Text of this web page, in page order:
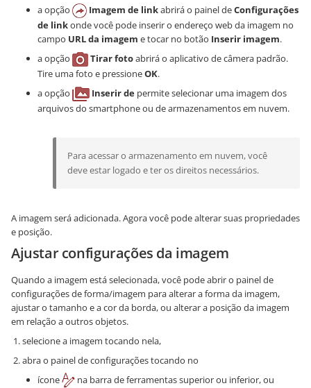
a opção Imagem de linkabrirá o painel deConfigurações
de linkonde você pode inserir o endereço web da imagem no
campo URL da imagem e tocar no botão Inserir imagem.
a opção
Tirar fotoabrirá o aplicativo de câmera padrão.
Tire uma foto e pressioneOK.
a opção
Inserir de permite selecionar uma imagem dos
arquivos do smartphone ou de armazenamentos em nuvem.
Para acessar o armazenamento em nuvem, você
deve estar logado e ter os direitos necessários.
A imagem será adicionada. Agora você pode alterar suas propriedades
e posição.
Ajustar configurações da imagem
Quando a imagem está selecionada, você pode abrir o painel de
configurações de forma/imagem para alterar a forma da imagem,
ajustar o tamanho e a cor da borda, ou alterar a posição da imagem
em relação a outros objetos.
selecione a imagem tocando nela,
abra o painel de configurações tocando no
ícone
na barra de ferramentas superior ou inferior, ou